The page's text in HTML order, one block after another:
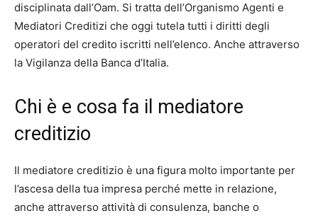
disciplinata dall’Oam. Si tratta dell’Organismo Agenti e
Mediatori Creditizi che oggi tutela tutti i diritti degli
operatori del credito iscritti nell’elenco. Anche attraverso
la Vigilanza della Banca d’Italia.
Chi è e cosa fa il mediatore
creditizio
Il mediatore creditizio è una figura molto importante per
l’ascesa della tua impresa perché mette in relazione,
anche attraverso attività di consulenza, banche o